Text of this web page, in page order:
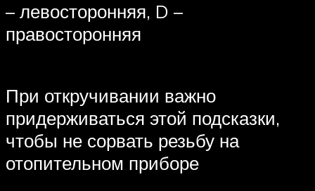
– левосторонняя, D –
правосторонняя
При откручивании важно
придерживаться этой подсказки,
чтобы не сорвать резьбу на
отопительном приборе